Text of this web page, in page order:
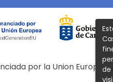
por la Union Europeade